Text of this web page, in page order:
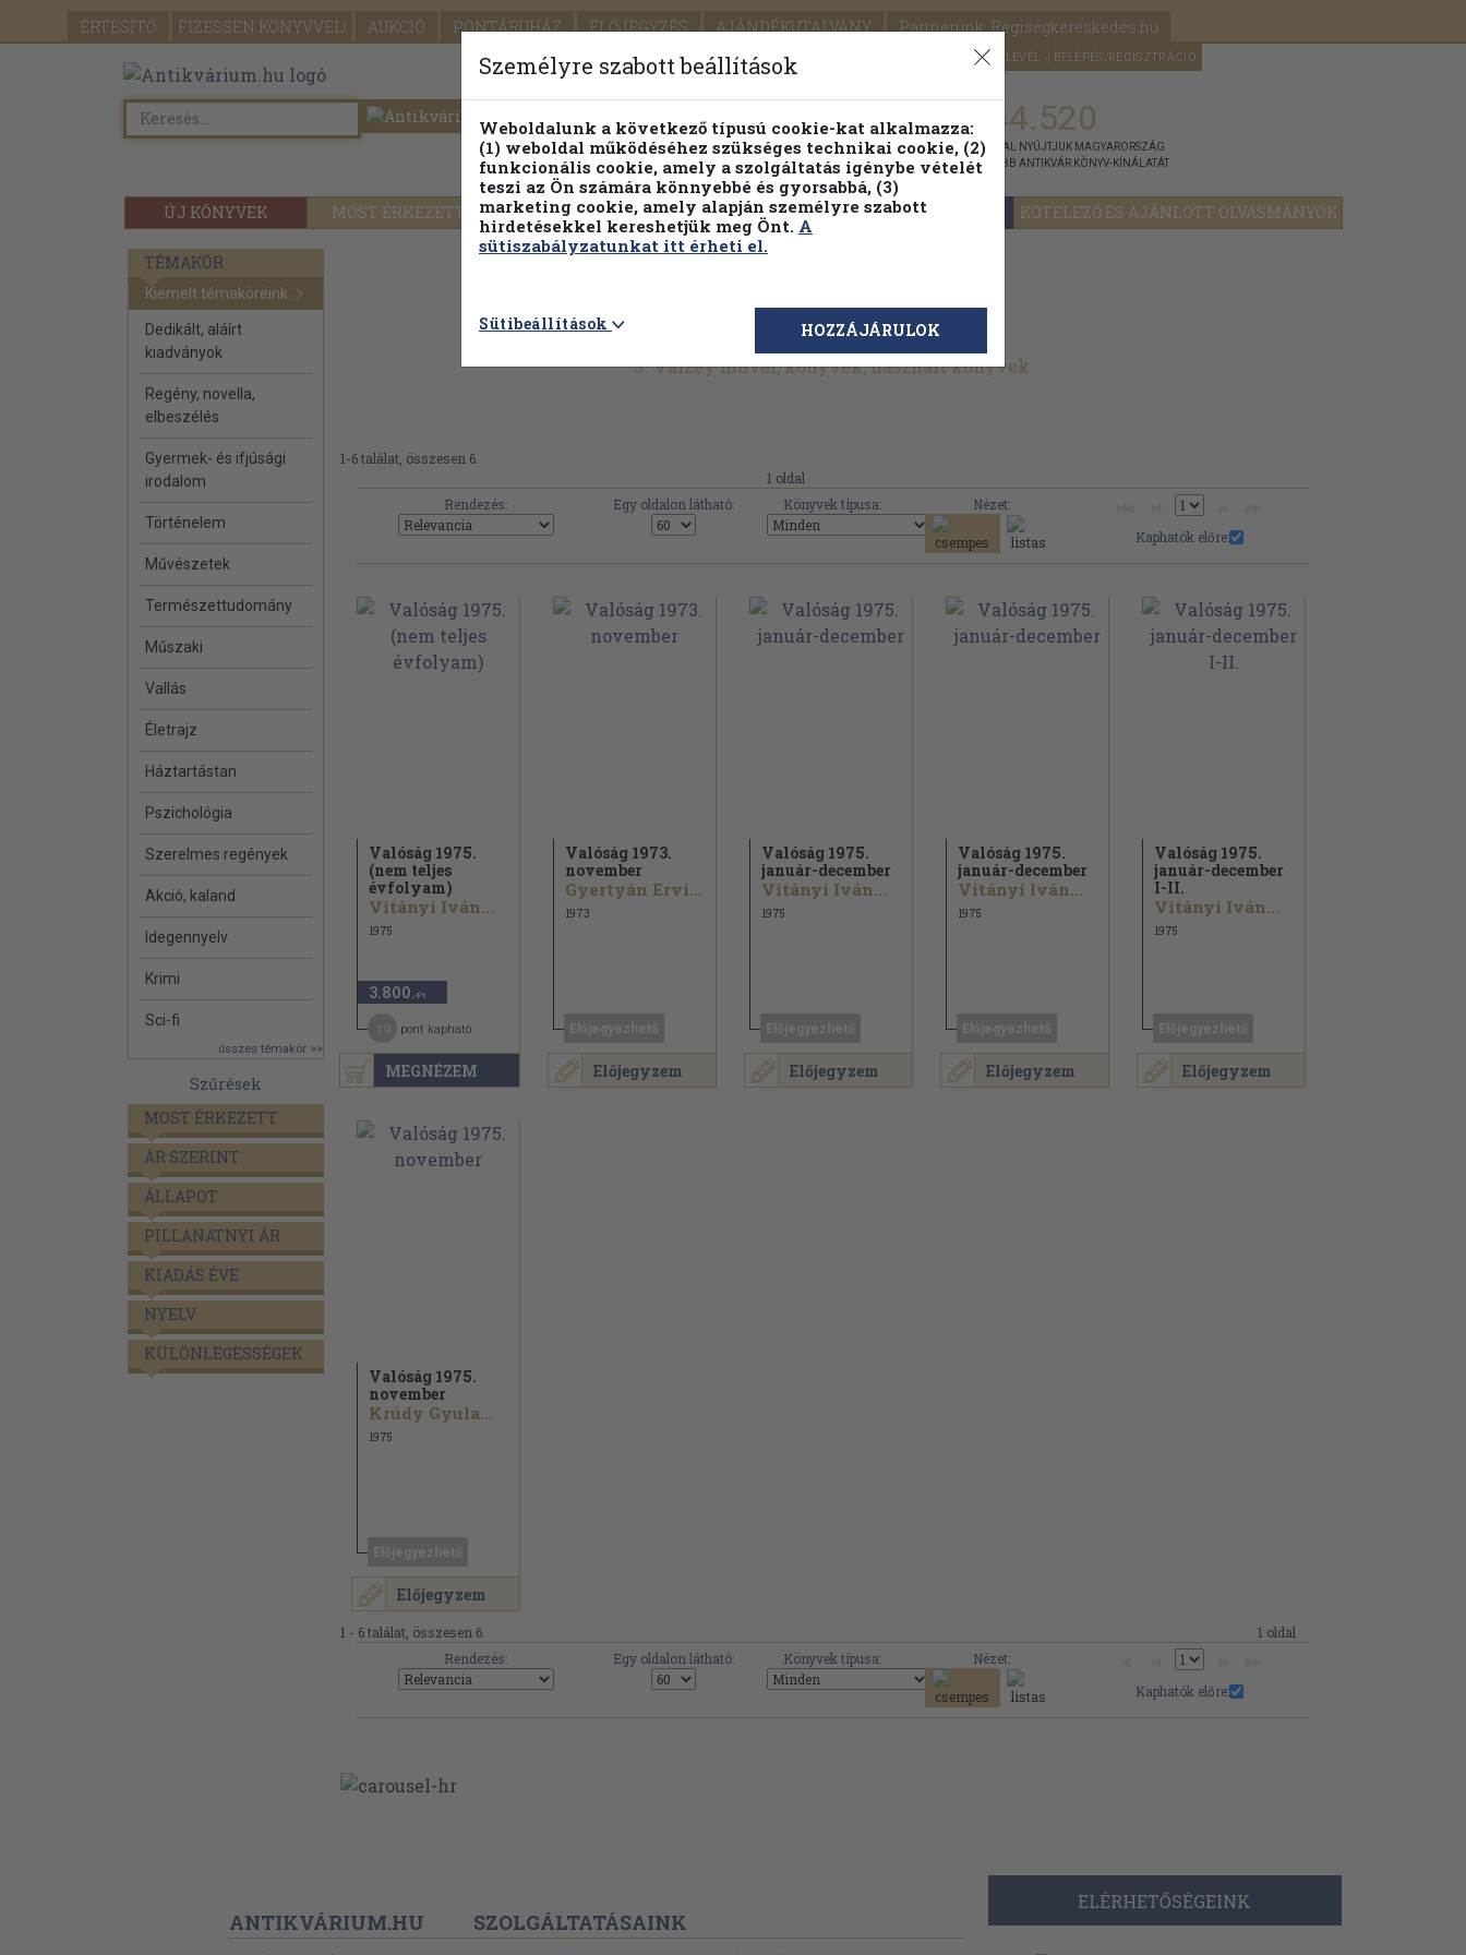
ÉRTESÍTŐ FIZESSEN KÖNYVVEL! AUKCIÓ PONTÁRUHÁZ ELŐJEGYZÉS AJÁNDÉKUTALVÁNY Partnerünk: Régiségkereskedés.hu
SEGÍTSÉG HÍRLEVÉL BELÉPÉS/REGISZTRÁCIÓ
ÚJ KÖNYVEK MOST ÉRKEZETT PILLANATNYI ÁRAINK FENNTARTHATÓ OLVASMÁNYOK KÖTELEZŐ ÉS AJÁNLOTT OLVASMÁNYOK
Részletes kereső Témaköri fa 1.144.520
KIADVÁNNYAL NYÚJTJUK MAGYARORSZÁG
LEGNAGYOBB ANTIKVÁR KÖNYV-KÍNÁLATÁT
TÉMAKÖR
Kiemelt témaköreink
Dedikált, aláírt
kiadványok
Regény, novella,
elbeszélés
Gyermek- és ifjúsági
irodalom
Történelem
Művészetek
Természettudomány
Műszaki
Vallás
Életrajz
Háztartástan
Pszichológia
Szerelmes regények
Akció, kaland
Idegennyelv
Krimi
Sci-fi
összes témakör >>
Szűrések
MOST ÉRKEZETT
ÁR SZERINT
ÁLLAPOT
PILLANATNYI ÁR
KIADÁS ÉVE
NYELV
KÜLÖNLEGESSÉGEK
J. Vaizey művei, könyvek, használt könyvek
1-6 találat, összesen 6.
1 oldal
Rendezés:
Egy oldalon látható: Könyvek típusa:
Nézet:
Kaphatók előre:
MEGNÉZEM
Valóság 1975.
(nem teljes
évfolyam)
Vitányi Iván...
1975
3.800 ,-Ft
pont kapható
Előjegyzem
Valóság 1973.
november
Gyertyán Ervin...
1973
Előjegyzem
Valóság 1975.
január-december
Vitányi Iván...
1975
Előjegyzem
Valóság 1975.
január-december
Vitányi Iván...
1975
Előjegyzem
Valóság 1975.
január-december
I-II.
Vitányi Iván...
1975
Előjegyzem
Valóság 1975.
november
Krúdy Gyula...
1975
1 - 6 találat, összesen 6.
1 oldal
Rendezés:
Egy oldalon látható: Könyvek típusa:
Nézet:
Kaphatók előre:
ANTIKVÁRIUM.HU SZOLGÁLTATÁSAINK
ELÉRHETŐSÉGEINK
Személyre szabott beállítások
Weboldalunk a következő típusú cookie-kat alkalmazza:
(1) weboldal működéséhez szükséges technikai cookie, (2)
funkcionális cookie, amely a szolgáltatás igénybe vételét
teszi az Ön számára könnyebbé és gyorsabbá, (3)
marketing cookie, amely alapján személyre szabott
hirdetésekkel kereshetjük meg Önt. A
sütiszabályzatunkat itt érheti el.
Sütibeállítások HOZZÁJÁRULOK